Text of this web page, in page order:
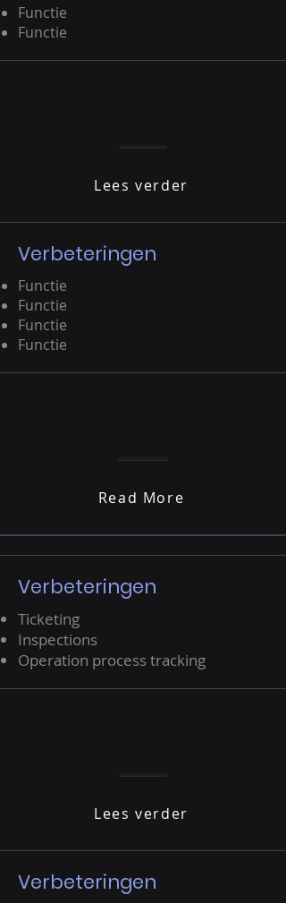
Functie
Functie
Lees verder
Verbeteringen
Functie
Functie
Functie
Functie
Read More
Verbeteringen
Ticketing
Inspections
Operation process tracking
Lees verder
Verbeteringen